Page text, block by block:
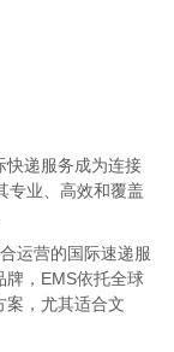
快递服务成为连接
专业、高效和覆盖
运营的国际速递服
牌，EMS依托全球
案，尤其适合文